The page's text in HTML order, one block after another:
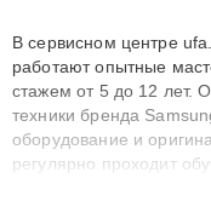
В сервисном центре
работают опытные
стажем от 5 до 12 лет.
техники бренда
оборудование и
регулярно проходит
технику с